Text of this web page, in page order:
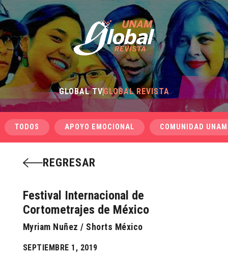
GLOBAL TVGLOBAL REVISTA
TODOS APOYO EMOCIONAL COMUNIDAD UNAM
REGRESAR
Festival Internacional de
Cortometrajes de México
Myriam Nuñez / Shorts México
SEPTIEMBRE 1, 2019